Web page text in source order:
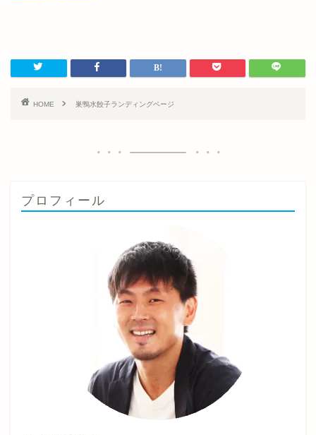
HOME 巣鴨水餃子ランディングページ
プロフィール